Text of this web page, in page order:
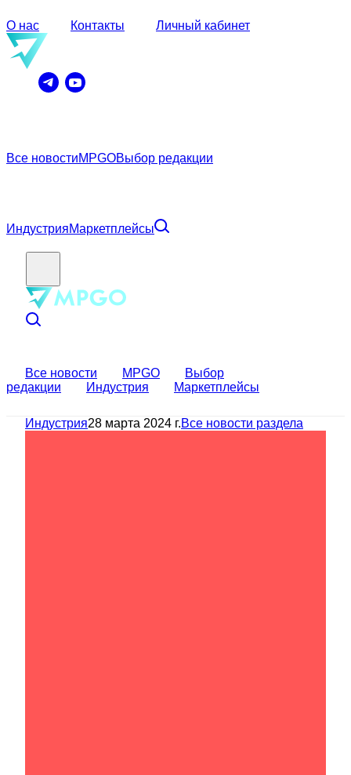
О нас Контакты Личный кабинет
Все новостиMPGOВыбор редакции
ИндустрияМаркетплейсы
Все новости MPGO
Выбор
редакции
Индустрия Маркетплейсы
Индустрия28 марта 2024 г.Все новости раздела